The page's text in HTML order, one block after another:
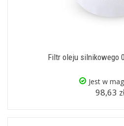
Filtr oleju silnikowego
Jest w
98,63